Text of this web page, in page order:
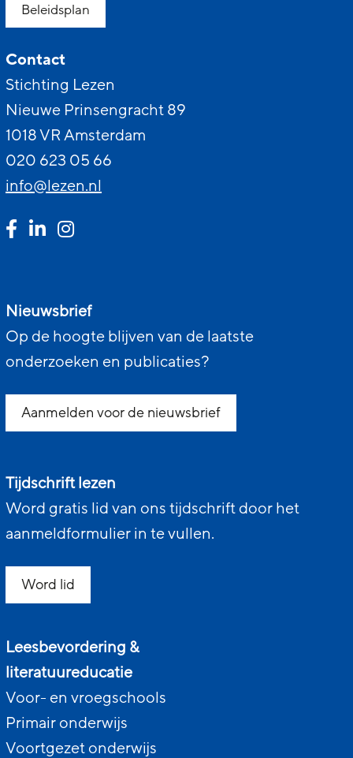
Beleidsplan
Contact
Stichting Lezen
Nieuwe Prinsengracht 89
1018 VR Amsterdam
020 623 05 66
info@lezen.nl
Nieuwsbrief
Op de hoogte blijven van de laatste
onderzoeken en publicaties?
Aanmelden voor de nieuwsbrief
Tijdschrift lezen
Word gratis lid van ons tijdschrift door het
aanmeldformulier in te vullen.
Word lid
Leesbevordering &
literatuureducatie
Voor- en vroegschools
Primair onderwijs
Voortgezet onderwijs